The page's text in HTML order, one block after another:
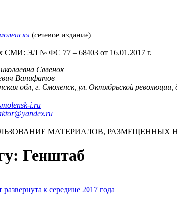
(сетевое издание)
СМИ: ЭЛ № ФС 77 – 68403 от 16.01.2017 г.
Савенок
Ванифатов
обл, г. Смоленск, ул. Октябрьской революции,
i.ru
МАТЕРИАЛОВ, РАЗМЕЩЕННЫХ
Генштаб
к середине 2017 года